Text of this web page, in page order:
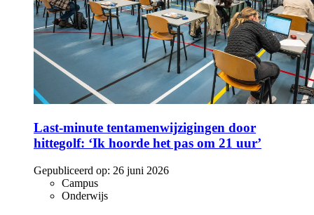
Last-minute tentamenwijzigingen door
hittegolf: ‘Ik hoorde het pas om 21 uur’
Gepubliceerd op: 26 juni 2026
Campus
Onderwijs